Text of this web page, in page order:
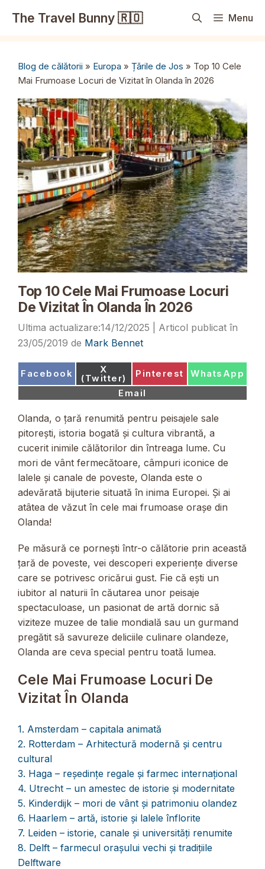
The Travel Bunny 🇷🇴 Menu
Blog de călătorii » Europa » Țările de Jos » Top 10 Cele
Mai Frumoase Locuri de Vizitat în Olanda în 2026
Top 10 Cele Mai Frumoase Locuri
De Vizitat În Olanda În 2026
14/12/2025
23/05/2019 de Mark Bennet
Share
Facebook Share
on
X
(Twitter) Share
Pinterest Share
WhatsApp
Share
on
Email
Olanda, o țară renumită pentru peisajele sale
pitorești, istoria bogată și cultura vibrantă, a
cucerit inimile călătorilor din întreaga lume. Cu
mori de vânt fermecătoare, câmpuri iconice de
lalele și canale de poveste, Olanda este o
adevărată bijuterie situată în inima Europei. Și ai
atâtea de văzut în cele mai frumoase orașe din
Olanda!
Pe măsură ce pornești într-o călătorie prin această
țară de poveste, vei descoperi experiențe diverse
care se potrivesc oricărui gust. Fie că ești un
iubitor al naturii în căutarea unor peisaje
spectaculoase, un pasionat de artă dornic să
viziteze muzee de talie mondială sau un gurmand
pregătit să savureze deliciile culinare olandeze,
Olanda are ceva special pentru toată lumea.
Cele Mai Frumoase Locuri De
Vizitat În Olanda
1. Amsterdam – capitala animată
2. Rotterdam – Arhitectură modernă și centru
cultural
3. Haga – reședințe regale și farmec internațional
4. Utrecht – un amestec de istorie și modernitate
5. Kinderdijk – mori de vânt și patrimoniu olandez
6. Haarlem – artă, istorie și lalele înflorite
7. Leiden – istorie, canale și universități renumite
8. Delft – farmecul orașului vechi și tradițiile
Delftware